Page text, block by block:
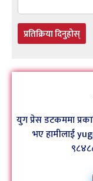
प्रतिक्रिया दिनुहोस्
युग प्रेस डटकममा
भए हामीलाई